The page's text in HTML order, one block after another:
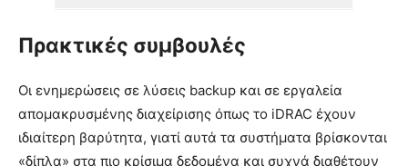
Πρακτικές συμβουλές
Οι ενημερώσεις σε λύσεις backup και σε εργαλεία
απομακρυσμένης διαχείρισης όπως το iDRAC έχουν
ιδιαίτερη βαρύτητα, γιατί αυτά τα συστήματα βρίσκονται
«δίπλα» στα πιο κρίσιμα δεδομένα και συχνά διαθέτουν